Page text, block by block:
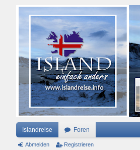
Islandreise Foren
Abmelden Registrieren